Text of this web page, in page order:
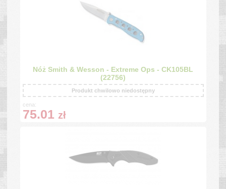
Nóż Smith & Wesson - Extreme Ops - CK105BL
(22756)
Produkt chwilowo niedostępny
cena:
75.01 zł